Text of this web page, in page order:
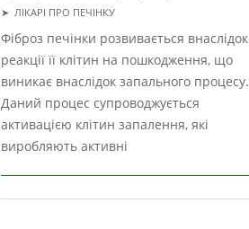
2021-
07-
07
➤ ЛІКАРІ ПРО ПЕЧІНКУ
Фіброз печінки розвивається внаслідок
реакції її клітин на пошкодження, що
виникає внаслідок запального процесу.
Даний процес супроводжується
активацією клітин запалення, які
виробляють активні